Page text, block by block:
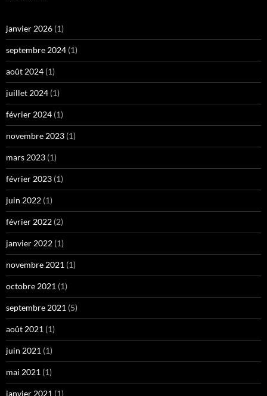
janvier 2026 (1)
septembre 2024 (1)
août 2024 (1)
juillet 2024 (1)
février 2024 (1)
novembre 2023 (1)
mars 2023 (1)
février 2023 (1)
juin 2022 (1)
février 2022 (2)
janvier 2022 (1)
novembre 2021 (1)
octobre 2021 (1)
septembre 2021 (5)
août 2021 (1)
juin 2021 (1)
mai 2021 (1)
janvier 2021 (1)